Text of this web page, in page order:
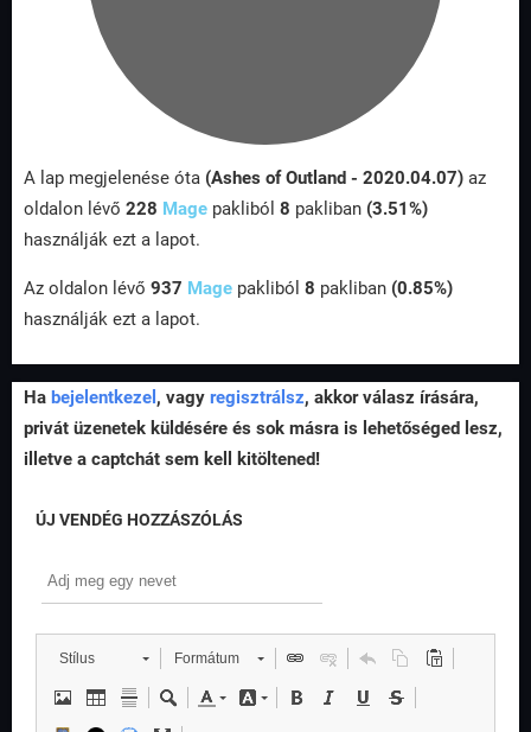
A lap megjelenése óta (Ashes of Outland - 2020.04.07) az
oldalon lévő 228 Mage pakliból 8 pakliban (3.51%)
használják ezt a lapot.
Az oldalon lévő 937 Mage pakliból 8 pakliban (0.85%)
használják ezt a lapot.
Ha bejelentkezel , vagy regisztrálsz, akkor válasz írására,
privát üzenetek küldésére és sok másra is lehetőséged lesz,
illetve a captchát sem kell kitöltened!
ÚJ VENDÉG HOZZÁSZÓLÁS
Stílus Formátum